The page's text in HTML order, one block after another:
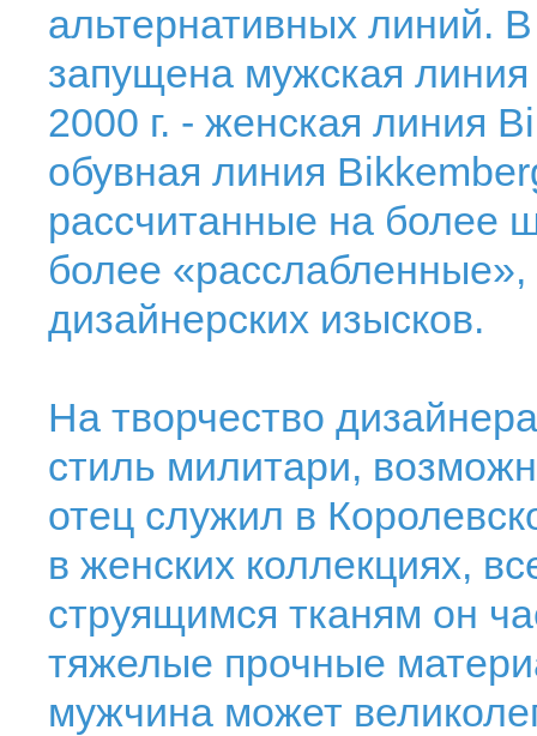
альтернативных линий.
запущена мужская
2000 г. - женская линия
обувная линия
рассчитанные на более
более
дизайнерских изысков.
На творчество
стиль милитари,
отец служил в
в женских коллекциях,
струящимся тканям он
тяжелые прочные
мужчина может